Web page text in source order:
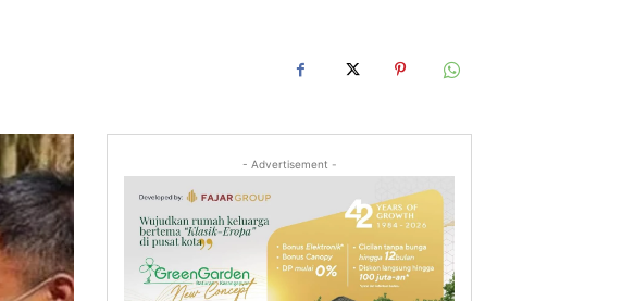
- Advertisement -